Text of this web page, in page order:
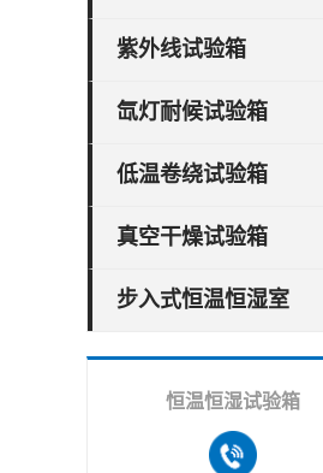
紫外线试验箱
氙灯耐候试验箱
低温卷绕试验箱
真空干燥试验箱
步入式恒温恒湿室
恒温恒湿试验箱